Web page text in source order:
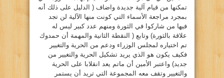
تمكنها من قيام آلية جديدة واضاف ( الدليل على ذلك أنه
بمجرد مراجعة الأسماء التي كونت منها الآلية لن تجد
فيها من شاركوا في الثورة ومنهم عدد كبير ليس له
علاقة بالثورة) وتابع ( النقطة الثانية والمهمة أن حمدوك
تم اختياره لمجلس الوزراء ودعم من الحرية والتغيير
فكيف يكون هو الذي يريد تشكيل الحرية والتغيير من
جديد) واعتبر الأمين أن ماتم يعد انقلابا على الحرية
والتغيير وتقف معه المجموعة التي تريد أن يستمر